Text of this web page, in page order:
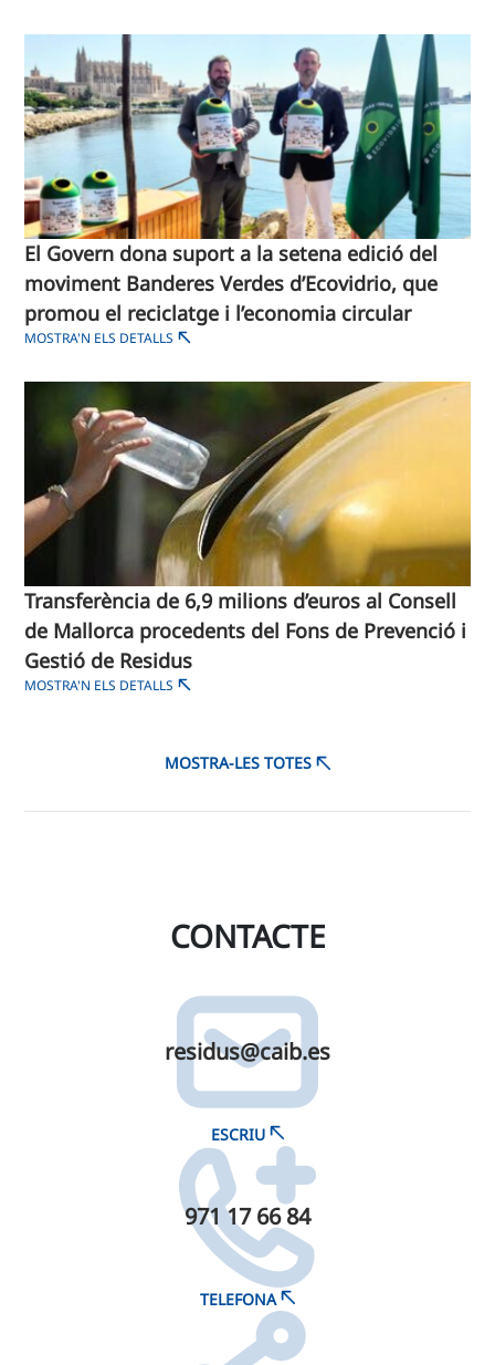
El Govern dona suport a la setena edició del
moviment Banderes Verdes d’Ecovidrio, que
promou el reciclatge i l’economia circular
MOSTRA'N ELS DETALLS
Transferència de 6,9 milions d’euros al Consell
de Mallorca procedents del Fons de Prevenció i
Gestió de Residus
MOSTRA'N ELS DETALLS
MOSTRA-LES TOTES
CONTACTE
residus@​caib.​es
ESCRIU
971 17 66 84
TELEFONA